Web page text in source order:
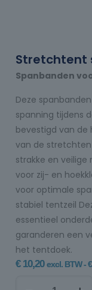
Stretchtent
Spanbanden
Deze
spanning tijdens
bevestigd van de
van de
strakke en
voor zij- en
voor optimale
stabiel tentzeil
essentieel
garanderen een
het tentdoek.
€10,20 excl. BTW -€